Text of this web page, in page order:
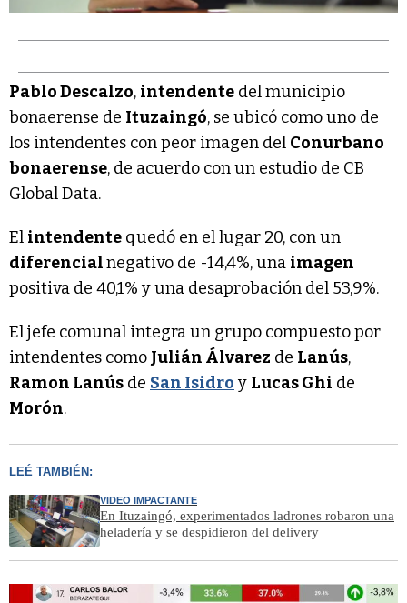
Pablo Descalzo, intendente del municipio
bonaerense de Ituzaingó, se ubicó como uno de
los intendentes con peor imagen del Conurbano
bonaerense, de acuerdo con un estudio de CB
Global Data.
El intendente quedó en el lugar 20, con un
diferencialnegativo de -14,4%, una imagen
positiva de 40,1% y una desaprobación del 53,9%.
El jefe comunal integra un grupo compuesto por
intendentes como Julián Álvarez de Lanús,
Ramon Lanús de San Isidro y Lucas Ghi de
Morón.
LEÉ TAMBIÉN:
VIDEO IMPACTANTE
En Ituzaingó, experimentados ladrones robaron una
heladería y se despidieron del delivery